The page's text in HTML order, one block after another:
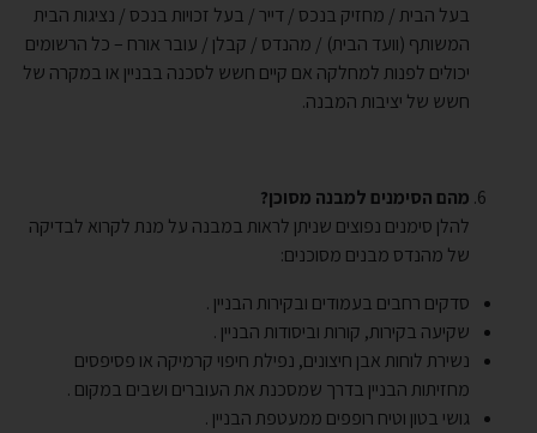
בעל הבית / מחזיק בנכס / דייר / בעל זכויות בנכס / נציגות הבית
המשותף (וועד הבית) / מהנדס / קבלן / עובר אורח – כל הרשומים
יכולים לפנות למחלקה אם קיים חשש לסכנה בבניין או במקרה של
חשש של יציבות המבנה.​
מהם הסימנים למבנה מסוכן?
להלן סימנים נפוצים שניתן לראות במבנה על מנת לקרוא לבדיקה
של מהנדס מבנים מסוכנים:
סדקים רחבים בעמודים ובקירות הבניין .
שקיעה בקירות, קורות וביסודות הבניין .
נשירת לוחות אבן חיצונים, נפילת חיפוי קרמיקה או פסיפסים
מחזיתות הבניין בדרך שמסכנת את העוברים ושבים במקום .
גושי בטון וטיח רופפים ממעטפת הבניין .